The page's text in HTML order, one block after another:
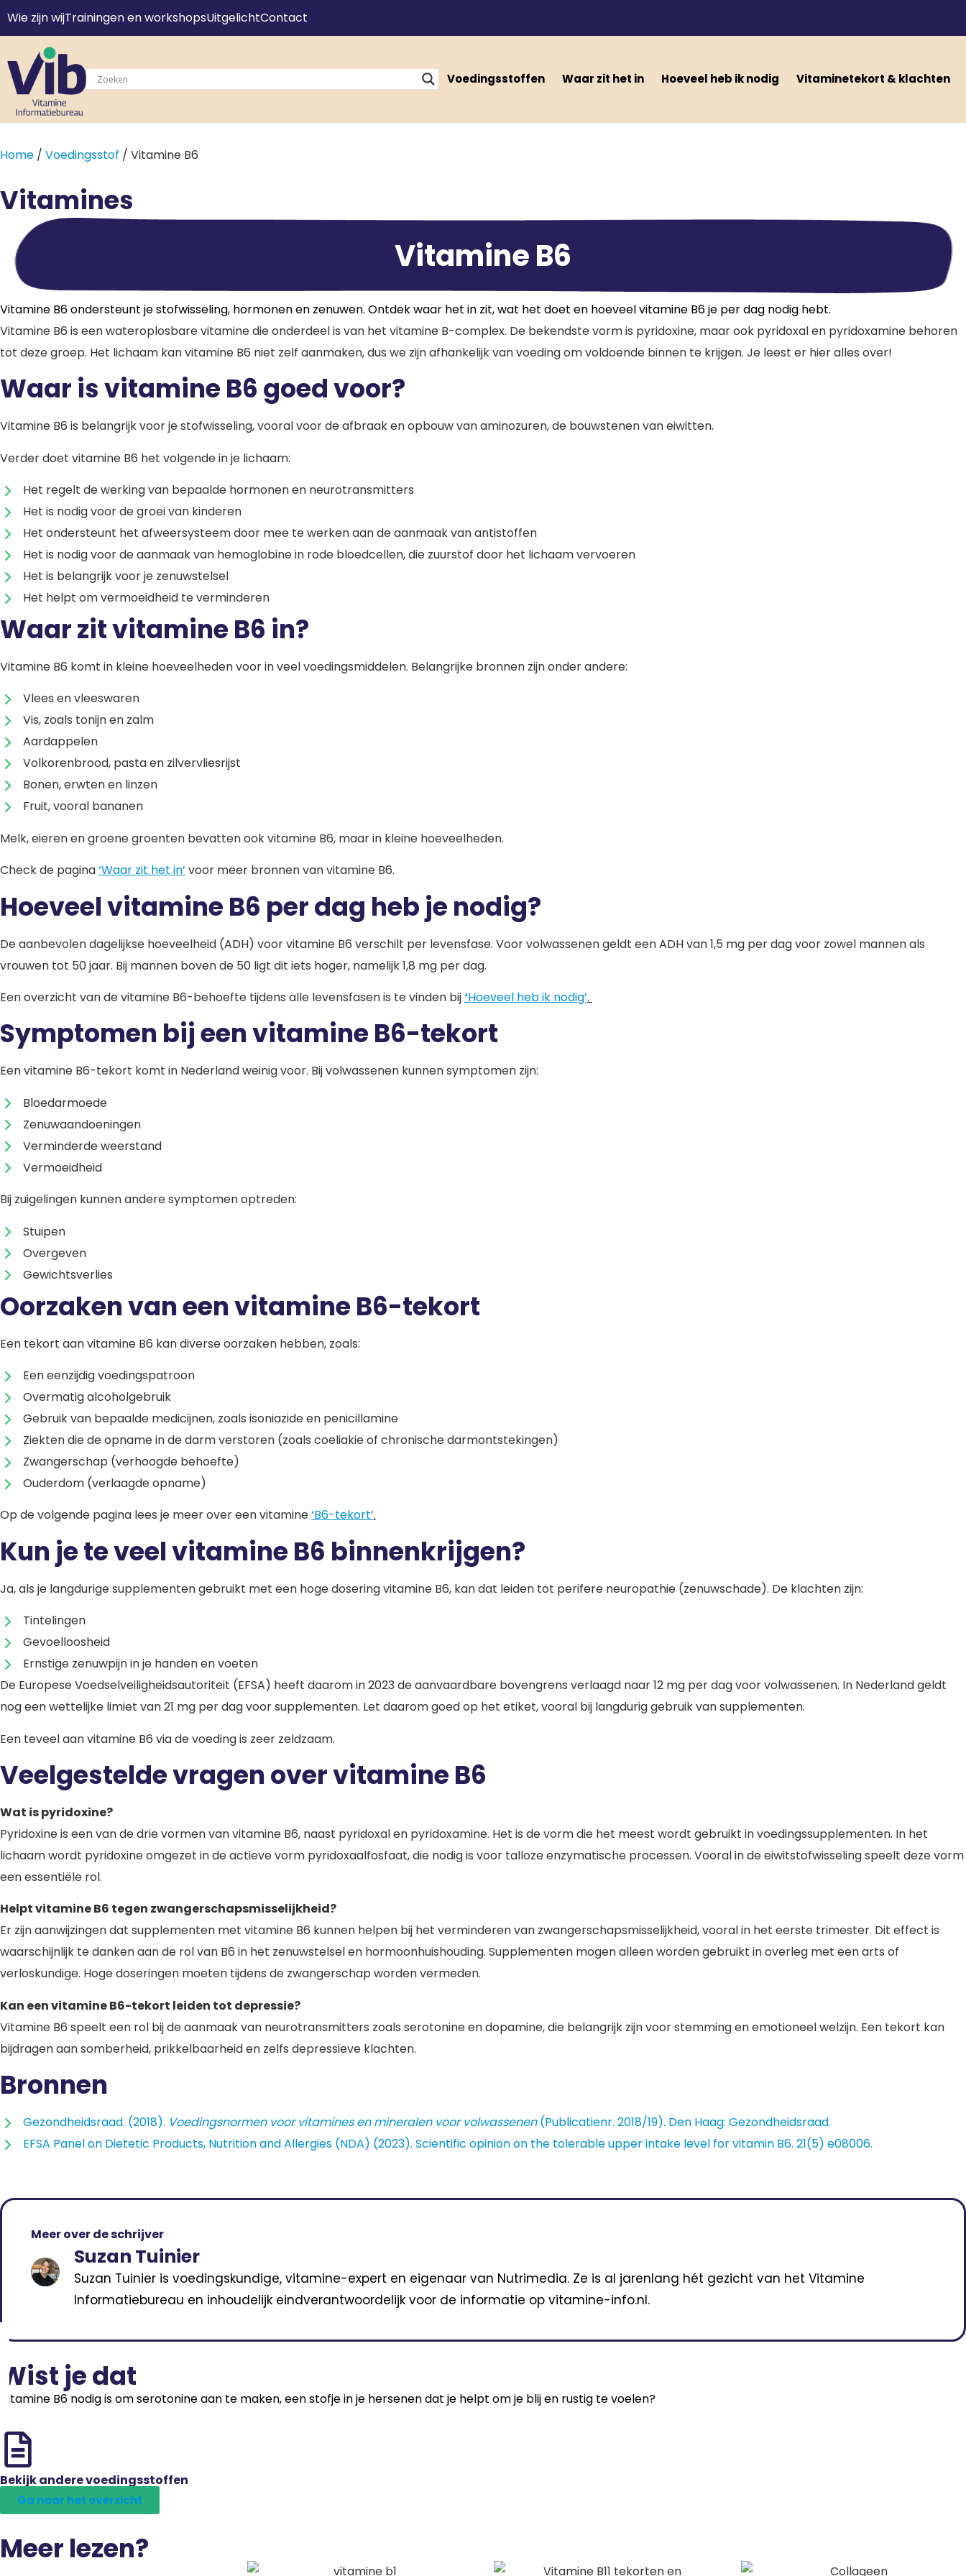
Wie zijn wijTrainingen en workshopsUitgelichtContact
Voedingsstoffen Waar zit het in Hoeveel heb ik nodig Vitaminetekort & klachten
Home / Voedingsstof / Vitamine B6
Vitamines
Vitamine B6
Vitamine B6 ondersteunt je stofwisseling, hormonen en zenuwen. Ontdek waar het in zit, wat het doet en hoeveel vitamine B6 je per dag nodig hebt.
Vitamine B6 is een wateroplosbare vitamine die onderdeel is van het vitamine B-complex. De bekendste vorm is pyridoxine, maar ook pyridoxal en pyridoxamine behoren
tot deze groep. Het lichaam kan vitamine B6 niet zelf aanmaken, dus we zijn afhankelijk van voeding om voldoende binnen te krijgen. Je leest er hier alles over!
Waar is vitamine B6 goed voor?
Vitamine B6 is belangrijk voor je stofwisseling, vooral voor de afbraak en opbouw van aminozuren, de bouwstenen van eiwitten.
Verder doet vitamine B6 het volgende in je lichaam:
Het regelt de werking van bepaalde hormonen en neurotransmitters
Het is nodig voor de groei van kinderen
Het ondersteunt het afweersysteem door mee te werken aan de aanmaak van antistoffen
Het is nodig voor de aanmaak van hemoglobine in rode bloedcellen, die zuurstof door het lichaam vervoeren
Het is belangrijk voor je zenuwstelsel
Het helpt om vermoeidheid te verminderen
Waar zit vitamine B6 in?
Vitamine B6 komt in kleine hoeveelheden voor in veel voedingsmiddelen. Belangrijke bronnen zijn onder andere:
Vlees en vleeswaren
Vis, zoals tonijn en zalm
Aardappelen
Volkorenbrood, pasta en zilvervliesrijst
Bonen, erwten en linzen
Fruit, vooral bananen
Melk, eieren en groene groenten bevatten ook vitamine B6, maar in kleine hoeveelheden.
Check de pagina‘Waar zit het in’ voor meer bronnen van vitamine B6.
Hoeveel vitamine B6 per dag heb je nodig?
De aanbevolen dagelijkse hoeveelheid (ADH) voor vitamine B6 verschilt per levensfase. Voor volwassenen geldt een ADH van 1,5 mg per dag voor zowel mannen als
vrouwen tot 50 jaar. Bij mannen boven de 50 ligt dit iets hoger, namelijk 1,8 mg per dag.
Een overzicht van de vitamine B6-behoefte tijdens alle levensfasen is te vinden bij‘Hoeveel heb ik nodig’.
Symptomen bij een vitamine B6-tekort
Een vitamine B6-tekort komt in Nederland weinig voor. Bij volwassenen kunnen symptomen zijn:
Bloedarmoede
Zenuwaandoeningen
Verminderde weerstand
Vermoeidheid
Bij zuigelingen kunnen andere symptomen optreden:
Stuipen
Overgeven
Gewichtsverlies
Oorzaken van een vitamine B6-tekort
Een tekort aan vitamine B6 kan diverse oorzaken hebben, zoals:
Een eenzijdig voedingspatroon
Overmatig alcoholgebruik
Gebruik van bepaalde medicijnen, zoals isoniazide en penicillamine
Ziekten die de opname in de darm verstoren (zoals coeliakie of chronische darmontstekingen)
Zwangerschap (verhoogde behoefte)
Ouderdom (verlaagde opname)
Op de volgende pagina lees je meer over een vitamine‘B6-tekort’.
Kun je te veel vitamine B6 binnenkrijgen?
Ja, als je langdurige supplementen gebruikt met een hoge dosering vitamine B6, kan dat leiden tot perifere neuropathie (zenuwschade). De klachten zijn:
Tintelingen
Gevoelloosheid
Ernstige zenuwpijn in je handen en voeten
De Europese Voedselveiligheidsautoriteit (EFSA) heeft daarom in 2023 de aanvaardbare bovengrens verlaagd naar 12 mg per dag voor volwassenen. In Nederland geldt
nog een wettelijke limiet van 21 mg per dag voor supplementen. Let daarom goed op het etiket, vooral bij langdurig gebruik van supplementen.
Een teveel aan vitamine B6 via de voeding is zeer zeldzaam.
Veelgestelde vragen over vitamine B6
Wat is pyridoxine?
Pyridoxine is een van de drie vormen van vitamine B6, naast pyridoxal en pyridoxamine. Het is de vorm die het meest wordt gebruikt in voedingssupplementen. In het
lichaam wordt pyridoxine omgezet in de actieve vorm pyridoxaalfosfaat, die nodig is voor talloze enzymatische processen. Vooral in de eiwitstofwisseling speelt deze vorm
een essentiële rol.
Helpt vitamine B6 tegen zwangerschapsmisselijkheid?
Er zijn aanwijzingen dat supplementen met vitamine B6 kunnen helpen bij het verminderen van zwangerschapsmisselijkheid, vooral in het eerste trimester. Dit effect is
waarschijnlijk te danken aan de rol van B6 in het zenuwstelsel en hormoonhuishouding. Supplementen mogen alleen worden gebruikt in overleg met een arts of
verloskundige. Hoge doseringen moeten tijdens de zwangerschap worden vermeden.
Kan een vitamine B6-tekort leiden tot depressie?
Vitamine B6 speelt een rol bij de aanmaak van neurotransmitters zoals serotonine en dopamine, die belangrijk zijn voor stemming en emotioneel welzijn. Een tekort kan
bijdragen aan somberheid, prikkelbaarheid en zelfs depressieve klachten.
Bronnen
Gezondheidsraad. (2018). Voedingsnormen voor vitamines en mineralen voor volwassenen(Publicatienr. 2018/19). Den Haag: Gezondheidsraad.
EFSA Panel on Dietetic Products, Nutrition and Allergies (NDA) (2023). Scientific opinion on the tolerable upper intake level for vitamin B6. 21(5) e08006.
Meer over de schrijver
Suzan Tuinier
Suzan Tuinier is voedingskundige, vitamine-expert en eigenaar van Nutrimedia. Ze is al jarenlang hét gezicht van het Vitamine
Informatiebureau en inhoudelijk eindverantwoordelijk voor de informatie op vitamine-info.nl.
Wist je dat
Vitamine B6 nodig is om serotonine aan te maken, een stofje in je hersenen dat je helpt om je blij en rustig te voelen?
Bekijk andere voedingsstoffen
Ga naar het overzicht
Meer lezen?